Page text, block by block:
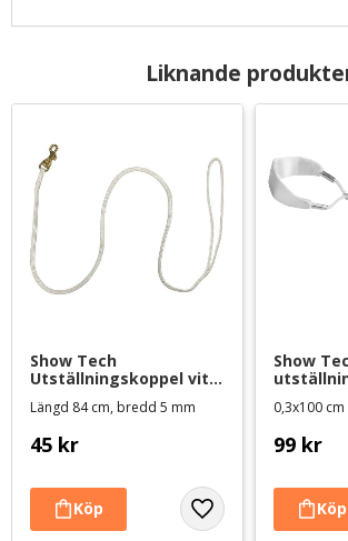
Liknande
Show Tech
Utställningskoppel vit
nylon med guldfärgad
hake (5 mm)
Längd 84 cm, bredd 5 mm
45 kr
Show
0,3x100 cm
99 kr